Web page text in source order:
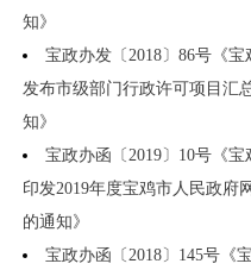
知》
宝政办发〔2018〕86号《
发布市级部门行政许可项目汇
知》
宝政办函〔2019〕10号《
印发2019年度宝鸡市人民政府
的通知》
宝政办函〔2018〕145号《